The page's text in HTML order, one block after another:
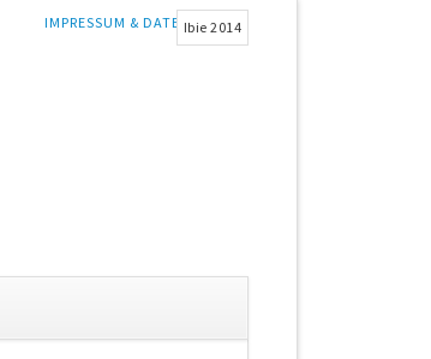
NAVIGATION
IMPRESSUM & DATENSCHUTZ
Ibie 2014